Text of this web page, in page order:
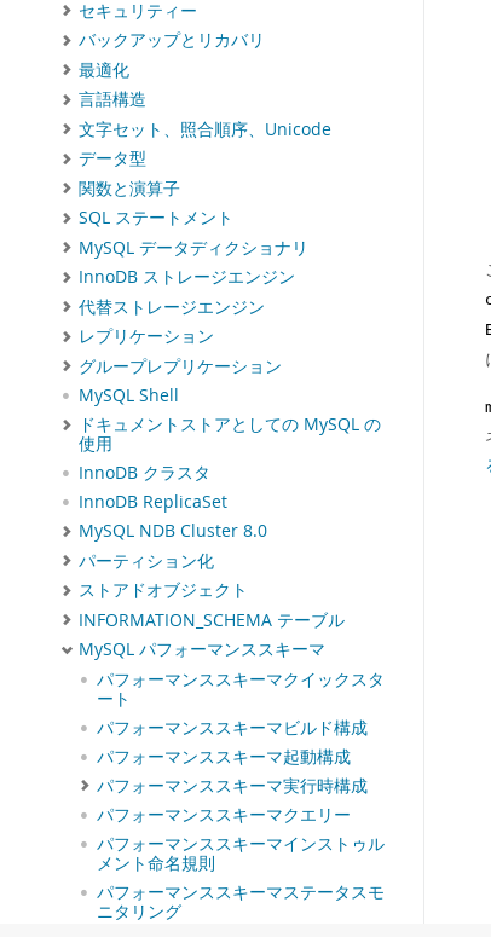
セキュリティー
バックアップとリカバリ
最適化
言語構造
文字セット、照合順序、Unicode
データ型
関数と演算子
SQL ステートメント
MySQL データディクショナリ
InnoDB ストレージエンジン
代替ストレージエンジン
レプリケーション
グループレプリケーション
MySQL Shell
ドキュメントストアとしての MySQL の
使用
InnoDB クラスタ
InnoDB ReplicaSet
MySQL NDB Cluster 8.0
パーティション化
ストアドオブジェクト
INFORMATION_SCHEMA テーブル
MySQL パフォーマンススキーマ
パフォーマンススキーマクイックスタ
ート
パフォーマンススキーマビルド構成
パフォーマンススキーマ起動構成
パフォーマンススキーマ実行時構成
パフォーマンススキーマクエリー
パフォーマンススキーマインストゥル
メント命名規則
パフォーマンススキーマステータスモ
ニタリング